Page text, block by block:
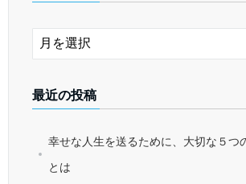
最近の投稿
幸せな人生を送るために、大切な５つ
とは